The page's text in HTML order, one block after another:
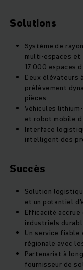
Solutions
Système de
multi-espaces et
17 000 espaces
Deux élévateurs
prélèvement
pièces
Véhicules lithium-
et robot mobile
Interface
intelligent des
Succès
Solution
et un potentiel
Efficacité accrue
industriels
Un service fiable
régionale avec
Partenariat à
fournisseur de